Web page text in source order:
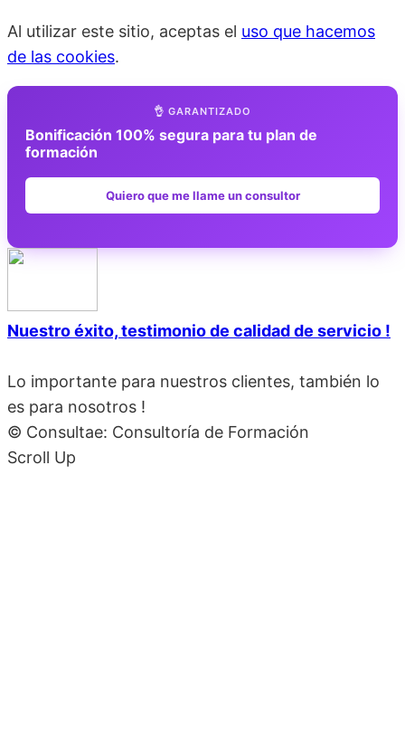
Al utilizar este sitio, aceptas el uso que hacemos
de las cookies.
👌 GARANTIZADO
Bonificación 100% segura para tu plan de
formación
Quiero que me llame un consultor
Nuestro éxito, testimonio de calidad de servicio !
Lo importante para nuestros clientes, también lo
es para nosotros !
© Consultae: Consultoría de Formación
Scroll Up